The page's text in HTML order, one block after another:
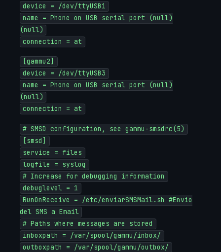
device = /dev/ttyUSB1
name = Phone on USB serial port (null)
(null)
connection = at
[gammu2]
device = /dev/ttyUSB3
name = Phone on USB serial port (null)
(null)
connection = at
# SMSD configuration, see gammu-smsdrc(5)
[smsd]
service = files
logfile = syslog
# Increase for debugging information
debuglevel = 1
RunOnReceive = /etc/enviarSMSMail.sh #Envio
del SMS a Email
# Paths where messages are stored
inboxpath = /var/spool/gammu/inbox/
outboxpath = /var/spool/gammu/outbox/